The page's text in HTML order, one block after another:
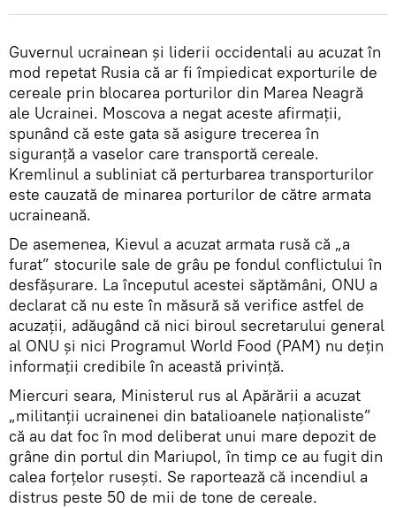
Guvernul ucrainean și liderii occidentali au acuzat în
mod repetat Rusia că ar fi împiedicat exporturile de
cereale prin blocarea porturilor din Marea Neagră
ale Ucrainei. Moscova a negat aceste afirmații,
spunând că este gata să asigure trecerea în
siguranță a vaselor care transportă cereale.
Kremlinul a subliniat că perturbarea transporturilor
este cauzată de minarea porturilor de către armata
ucraineană.
De asemenea, Kievul a acuzat armata rusă că „a
furat” stocurile sale de grâu pe fondul conflictului în
desfăşurare. La începutul acestei săptămâni, ONU a
declarat că nu este în măsură să verifice astfel de
acuzații, adăugând că nici biroul secretarului general
al ONU și nici Programul World Food (PAM) nu deţin
informații credibile în această privință.
Miercuri seara, Ministerul rus al Apărării a acuzat
„militanții ucrainenei din batalioanele naționaliste”
că au dat foc în mod deliberat unui mare depozit de
grâne din portul din Mariupol, în timp ce au fugit din
calea forțelor rusești. Se raportează că incendiul a
distrus peste 50 de mii de tone de cereale.